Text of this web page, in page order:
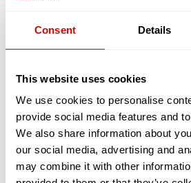
Consent Details
This website uses cookies
We use cookies to personalise
provide social media features and
We also share information about
our social media, advertising and
may combine it with other
d'autonomie, d'éviter une
faciliter le retour à domicile. Les
Principalement constitués
soignants diplômés les
votre confort, de nombreux
Vous avez besoin
médicaments ou de
Heureusement que les
pour préparer vos